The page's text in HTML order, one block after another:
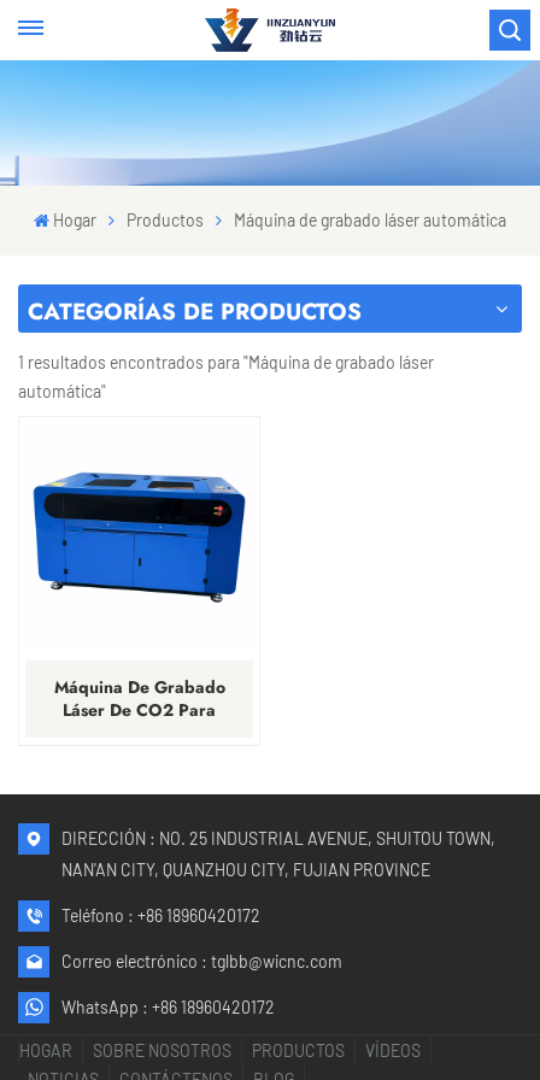
Hogar Productos Máquina de grabado láser automática
CATEGORÍAS DE PRODUCTOS
1 resultados encontrados para "Máquina de grabado láser
automática"
Máquina De Grabado
Láser De CO2 Para
DIRECCIÓN : NO. 25 INDUSTRIAL AVENUE, SHUITOU TOWN,
NAN'AN CITY, QUANZHOU CITY, FUJIAN PROVINCE
Teléfono : +86 18960420172
Correo electrónico : tglbb@wicnc.com
WhatsApp : +86 18960420172
HOGAR SOBRE NOSOTROS PRODUCTOS
VÍDEOS